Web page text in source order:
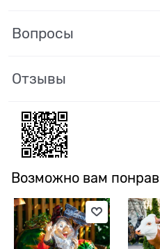
Вопросы
Отзывы
Возможно вам